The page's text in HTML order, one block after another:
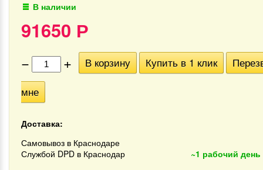
В наличии
91650 Р
−
+ В корзину Купить в 1 клик
мне
Доставка:
Самовывоз в Краснодаре
Службой DPD в Краснодар
~1 рабочий день